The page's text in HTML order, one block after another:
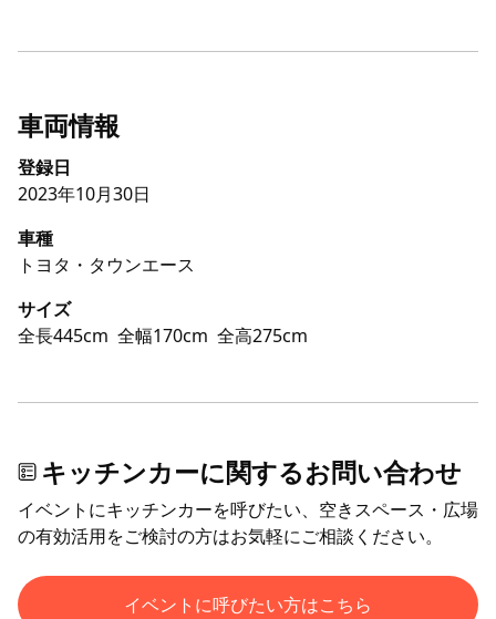
車両情報
登録日
2023年10月30日
車種
トヨタ・タウンエース
サイズ
全長445cm 全幅170cm 全高275cm
キッチンカーに関するお問い合わせ
イベントにキッチンカーを呼びたい、空きスペース・広場
の有効活用をご検討の方はお気軽にご相談ください。
イベントに呼びたい方はこちら